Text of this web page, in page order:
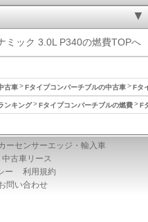
ミック 3.0L P340の燃費TOPへ
古車 Fタイプコンバーチブルの中古車 Fタ
ンキング Fタイプコンバーチブルの燃費 F
ーセンサーエッジ・輸入車
中古車リース
ー
利用規約
問い合わせ